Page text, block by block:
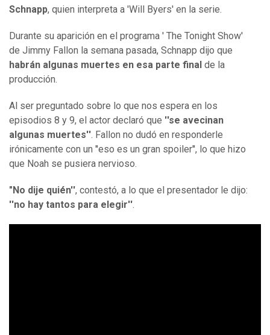
Schnapp, quien interpreta a 'Will Byers' en la serie.
Durante su aparición en el programa ' The Tonight Show'
de Jimmy Fallon la semana pasada, Schnapp dijo que
habrán algunas muertes en esa parte final de la
producción.
Al ser preguntado sobre lo que nos espera en los
episodios 8 y 9, el actor declaró que ''se avecinan
algunas muertes''. Fallon no dudó en responderle
irónicamente con un ''eso es un gran spoiler'', lo que hizo
que Noah se pusiera nervioso.
"No dije quién'', contestó, a lo que el presentador le dijo:
''no hay tantos para elegir''.